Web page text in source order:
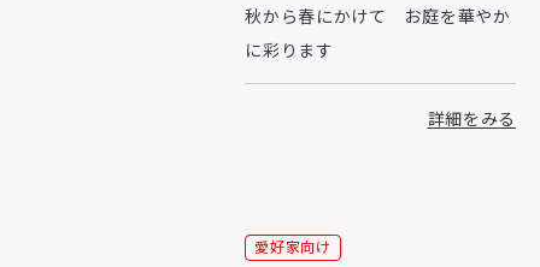
秋から春にかけて お庭を華やか
に彩ります
詳細をみる
愛好家向け